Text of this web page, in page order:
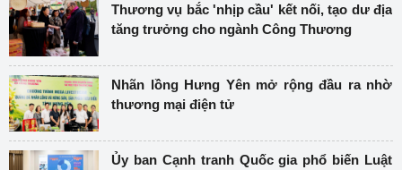
Thương vụ bắc 'nhịp cầu' kết nối, tạo dư địa
tăng trưởng cho ngành Công Thương
Nhãn lồng Hưng Yên mở rộng đầu ra nhờ
thương mại điện tử
Ủy ban Cạnh tranh Quốc gia phổ biến Luật